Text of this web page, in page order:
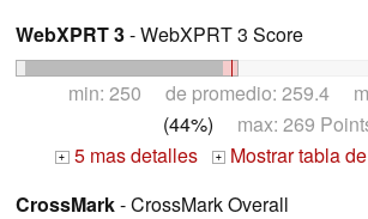
WebXPRT 3- WebXPRT 3 Score
min: 250 de promedio: 259.4
(44%) max: 269
+ 5 mas detalles +
Mostrar tabla
CrossMark- CrossMark Overall